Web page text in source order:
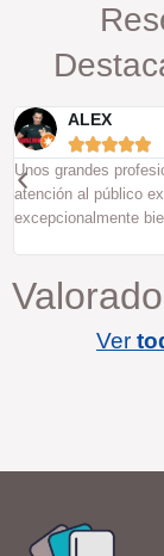
ALEX

Unos grandes
atención al público
excepcionalmente
Ver